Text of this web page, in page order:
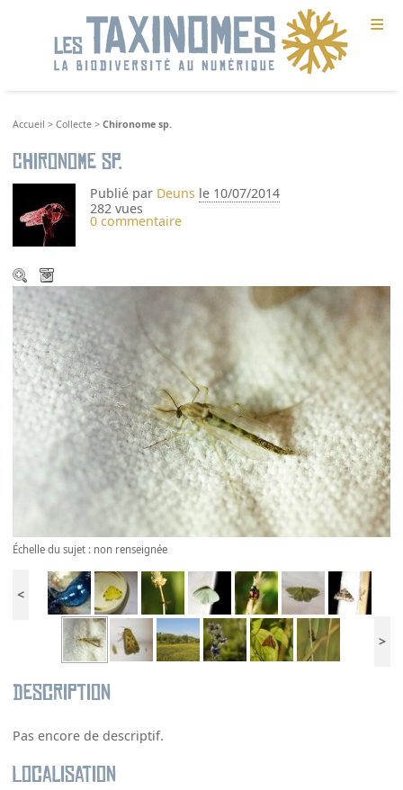
≡
Accueil >Collecte >Chironome sp.
Chironome sp.
Publié par Deuns le 10/07/2014
282 vues
0 commentaire
Échelle du sujet : non renseignée
<
>
Description
Pas encore de descriptif.
Localisation